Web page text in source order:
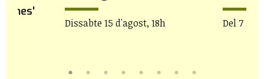
Dissabte 15 d'agost, 18h Del 7 al